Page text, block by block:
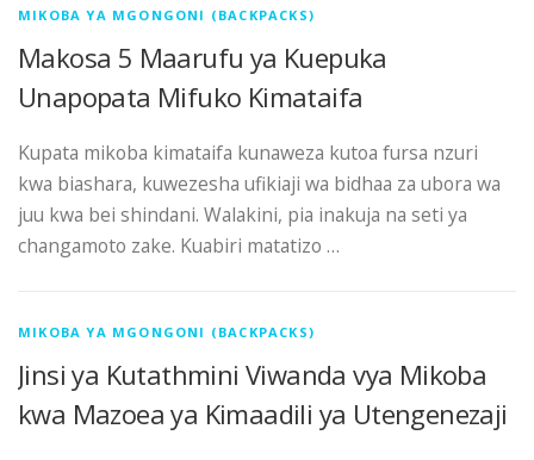
MIKOBA YA MGONGONI (BACKPACKS)
Makosa 5 Maarufu ya Kuepuka
Unapopata Mifuko Kimataifa
Kupata mikoba kimataifa kunaweza kutoa fursa nzuri
kwa biashara, kuwezesha ufikiaji wa bidhaa za ubora wa
juu kwa bei shindani. Walakini, pia inakuja na seti ya
changamoto zake. Kuabiri matatizo …
MIKOBA YA MGONGONI (BACKPACKS)
Jinsi ya Kutathmini Viwanda vya Mikoba
kwa Mazoea ya Kimaadili ya Utengenezaji